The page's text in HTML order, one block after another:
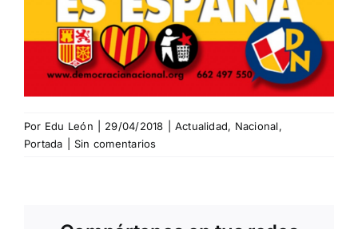
Por Edu León 29/04/2018 Actualidad, Nacional,
Portada
Sin comentarios